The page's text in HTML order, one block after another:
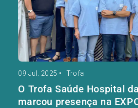
09 Jul. 2025 • Trofa
O Trofa Saúde Hospital
marcou presença na